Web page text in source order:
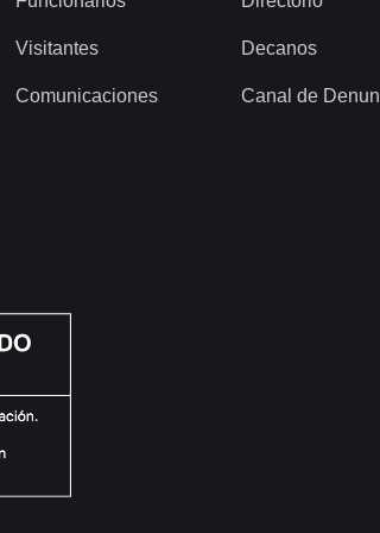
Visitantes
Comunicaciones
Decanos
Canal de